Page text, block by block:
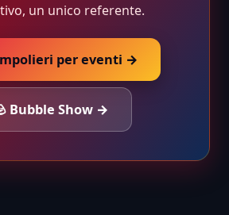
un unico referente.
per eventi →
Bubble Show →